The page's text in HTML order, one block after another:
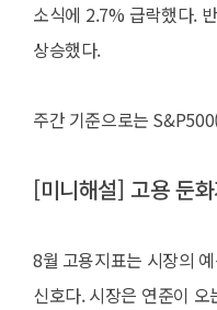
소식에 2.7% 급락했다.
상승했다.
주간 기준으로는
[미니해설] 고용 둔
8월 고용지표는 시장의
신호다. 시장은 연준이